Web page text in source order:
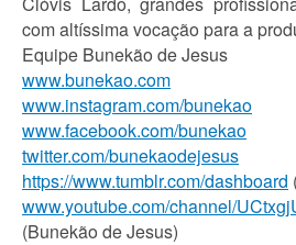
com altíssima vocação para a
Equipe Bunekão de Jesus
www.bunekao.com
www.instagram.com/bunekao
www.facebook.com/bunekao
twitter.com/bunekaodejesus
https://www.tumblr.com/dashboard
www.youtube.com/channel/
(Bunekão de Jesus)